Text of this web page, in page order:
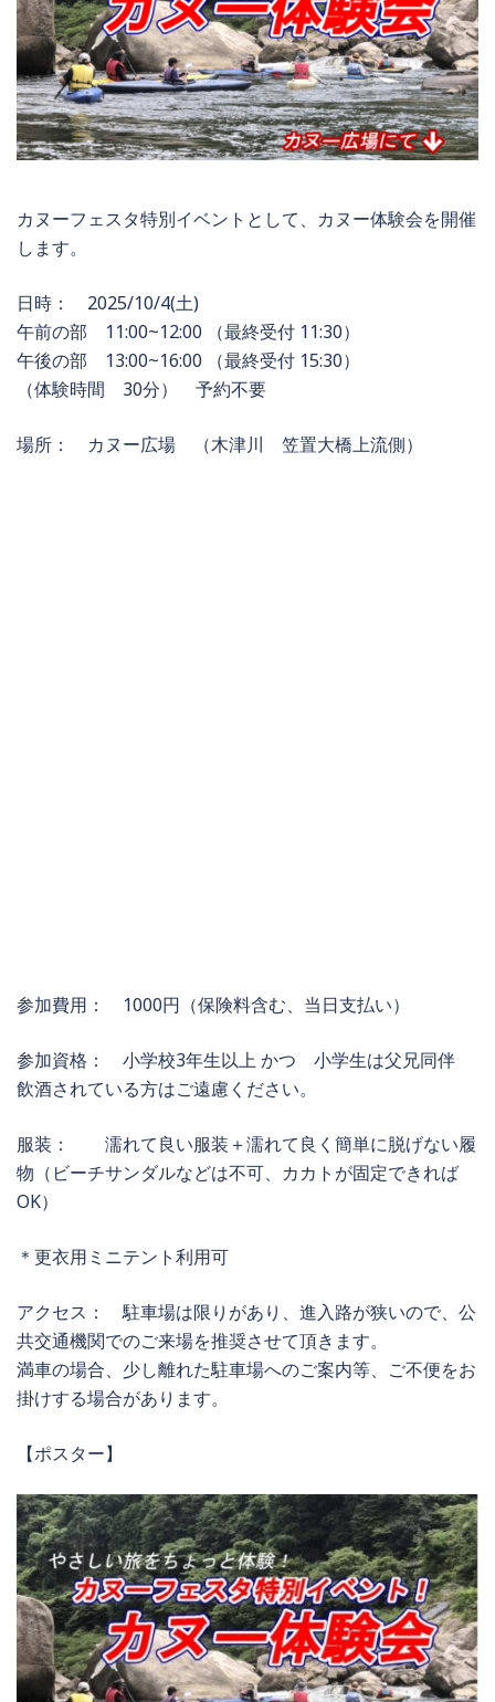
カヌーフェスタ特別イベントとして、カヌー体験会を開催
します。
日時： 2025/10/4(土)
午前の部 11:00~12:00 （最終受付 11:30）
午後の部 13:00~16:00 （最終受付 15:30）
（体験時間 30分） 予約不要
場所： カヌー広場 （木津川 笠置大橋上流側）
参加費用： 1000円（保険料含む、当日支払い）
参加資格： 小学校3年生以上 かつ 小学生は父兄同伴
飲酒されている方はご遠慮ください。
服装： 濡れて良い服装＋濡れて良く簡単に脱げない履
物（ビーチサンダルなどは不可、カカトが固定できれば
OK）
＊更衣用ミニテント利用可
アクセス： 駐車場は限りがあり、進入路が狭いので、公
共交通機関でのご来場を推奨させて頂きます。
満車の場合、少し離れた駐車場へのご案内等、ご不便をお
掛けする場合があります。
【ポスター】